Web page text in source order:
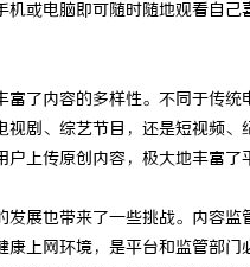
机或电脑即可随时随地观看自
富了内容的多样性。不同于传
视剧、综艺节目，还是短视频
户上传原创内容，极大地丰富了
发展也带来了一些挑战。内容
康上网环境，是平台和监管部